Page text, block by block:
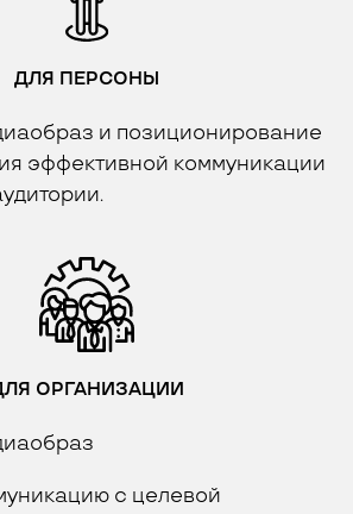
ДЛЯ ПЕРСОНЫ
и позиционирование
эффективной коммуникации
ОРГАНИЗАЦИИ
с целевой